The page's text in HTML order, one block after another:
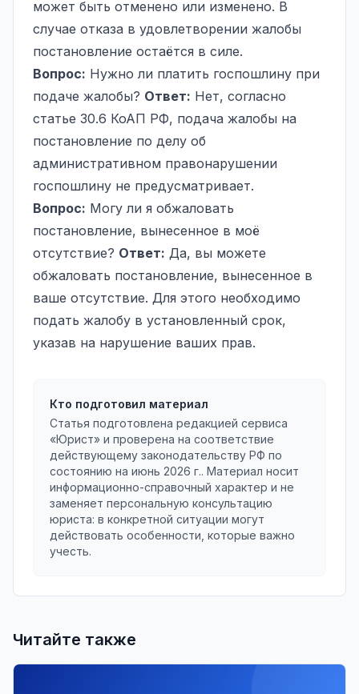
может быть отменено или изменено. В
случае отказа в удовлетворении жалобы
постановление остаётся в силе.
Вопрос: Нужно ли платить госпошлину при
подаче жалобы? Ответ: Нет, согласно
статье 30.6 КоАП РФ, подача жалобы на
постановление по делу об
административном правонарушении
госпошлину не предусматривает.
Вопрос: Могу ли я обжаловать
постановление, вынесенное в моё
отсутствие? Ответ: Да, вы можете
обжаловать постановление, вынесенное в
ваше отсутствие. Для этого необходимо
подать жалобу в установленный срок,
указав на нарушение ваших прав.
Кто подготовил материал
Статья подготовлена редакцией сервиса
«Юрист» и проверена на соответствие
действующему законодательству РФ по
состоянию на июнь 2026 г.. Материал носит
информационно-справочный характер и не
заменяет персональную консультацию
юриста: в конкретной ситуации могут
действовать особенности, которые важно
учесть.
Читайте также